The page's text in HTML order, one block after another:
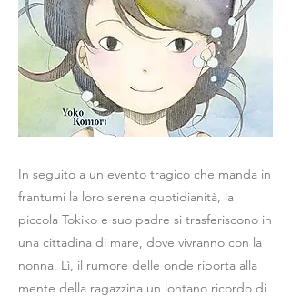
In seguito a un evento tragico che manda in
frantumi la loro serena quotidianità, la
piccola Tokiko e suo padre si trasferiscono in
una cittadina di mare, dove vivranno con la
nonna. Lì, il rumore delle onde riporta alla
mente della ragazzina un lontano ricordo di